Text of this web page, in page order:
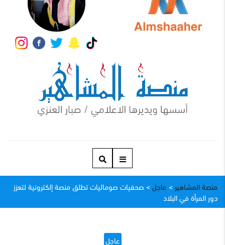
منصة المشاهير > عاجل> صحفيات صوماليات تطلق منصة إلكترونية لتعزز
دور المرأة في البلاد
عاجل